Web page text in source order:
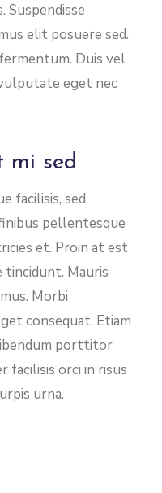
Suspendisse
elit posuere sed.
Duis vel
eget nec
mi sed
facilisis, sed
pellentesque
et. Proin at est
tincidunt. Mauris
Morbi
consequat. Etiam
porttitor
facilisis orci in risus
urna.